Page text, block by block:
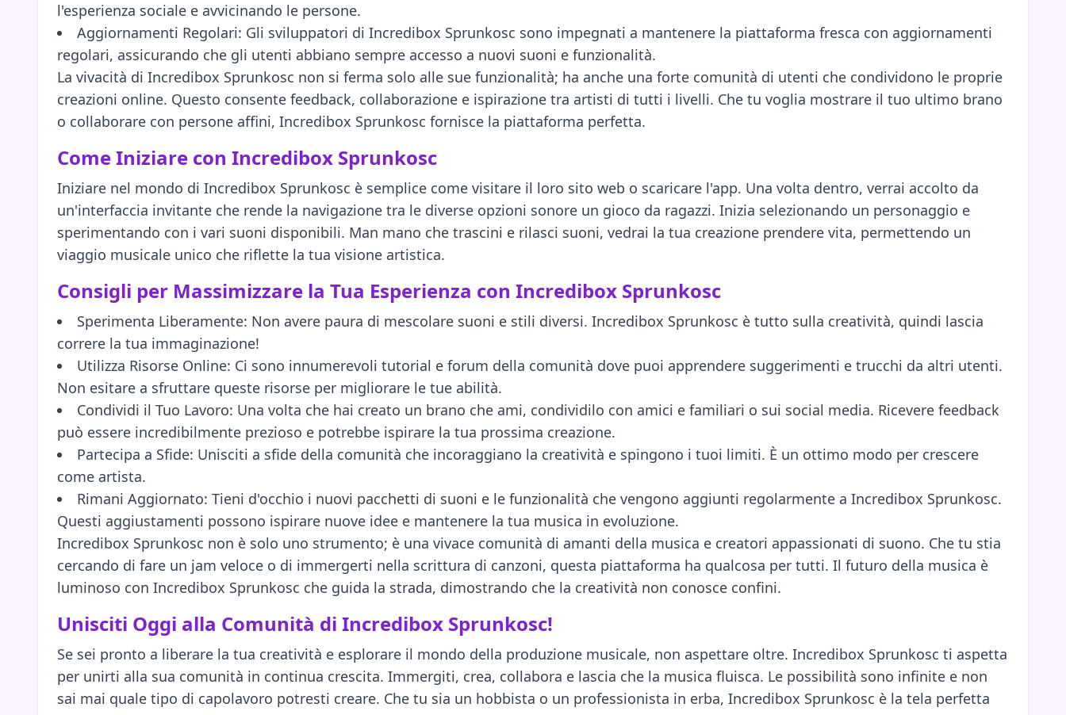
l'esperienza sociale e avvicinando le persone.
Aggiornamenti Regolari: Gli sviluppatori di Incredibox Sprunkosc sono impegnati a mantenere la piattaforma fresca con aggiornamenti
regolari, assicurando che gli utenti abbiano sempre accesso a nuovi suoni e funzionalità.
La vivacità di Incredibox Sprunkosc non si ferma solo alle sue funzionalità; ha anche una forte comunità di utenti che condividono le proprie
creazioni online. Questo consente feedback, collaborazione e ispirazione tra artisti di tutti i livelli. Che tu voglia mostrare il tuo ultimo brano
o collaborare con persone affini, Incredibox Sprunkosc fornisce la piattaforma perfetta.
Come Iniziare con Incredibox Sprunkosc
Iniziare nel mondo di Incredibox Sprunkosc è semplice come visitare il loro sito web o scaricare l'app. Una volta dentro, verrai accolto da
un'interfaccia invitante che rende la navigazione tra le diverse opzioni sonore un gioco da ragazzi. Inizia selezionando un personaggio e
sperimentando con i vari suoni disponibili. Man mano che trascini e rilasci suoni, vedrai la tua creazione prendere vita, permettendo un
viaggio musicale unico che riflette la tua visione artistica.
Consigli per Massimizzare la Tua Esperienza con Incredibox Sprunkosc
Sperimenta Liberamente: Non avere paura di mescolare suoni e stili diversi. Incredibox Sprunkosc è tutto sulla creatività, quindi lascia
correre la tua immaginazione!
Utilizza Risorse Online: Ci sono innumerevoli tutorial e forum della comunità dove puoi apprendere suggerimenti e trucchi da altri utenti.
Non esitare a sfruttare queste risorse per migliorare le tue abilità.
Condividi il Tuo Lavoro: Una volta che hai creato un brano che ami, condividilo con amici e familiari o sui social media. Ricevere feedback
può essere incredibilmente prezioso e potrebbe ispirare la tua prossima creazione.
Partecipa a Sfide: Unisciti a sfide della comunità che incoraggiano la creatività e spingono i tuoi limiti. È un ottimo modo per crescere
come artista.
Rimani Aggiornato: Tieni d'occhio i nuovi pacchetti di suoni e le funzionalità che vengono aggiunti regolarmente a Incredibox Sprunkosc.
Questi aggiustamenti possono ispirare nuove idee e mantenere la tua musica in evoluzione.
Incredibox Sprunkosc non è solo uno strumento; è una vivace comunità di amanti della musica e creatori appassionati di suono. Che tu stia
cercando di fare un jam veloce o di immergerti nella scrittura di canzoni, questa piattaforma ha qualcosa per tutti. Il futuro della musica è
luminoso con Incredibox Sprunkosc che guida la strada, dimostrando che la creatività non conosce confini.
Unisciti Oggi alla Comunità di Incredibox Sprunkosc!
Se sei pronto a liberare la tua creatività e esplorare il mondo della produzione musicale, non aspettare oltre. Incredibox Sprunkosc ti aspetta
per unirti alla sua comunità in continua crescita. Immergiti, crea, collabora e lascia che la musica fluisca. Le possibilità sono infinite e non
sai mai quale tipo di capolavoro potresti creare. Che tu sia un hobbista o un professionista in erba, Incredibox Sprunkosc è la tela perfetta